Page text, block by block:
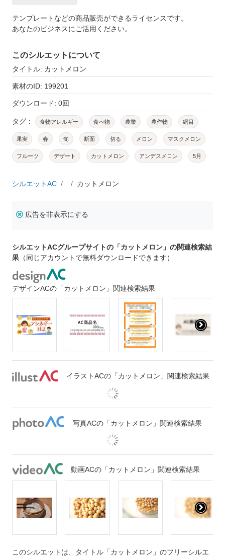
テンプレートなどの商品販売ができるライセンスです。
あなたのビジネスにご活用ください。
このシルエットについて
タイトル: カットメロン
素材のID: 199201
ダウンロード: 0回
タグ： 食物アレルギー 食べ物 農業 農作物 網目
果実 春 旬 断面 切る メロン マスクメロン
フルーツ デザート カットメロン アンデスメロン 5月
シルエットAC カットメロン
広告を非表示にする
シルエットACグループサイトの「カットメロン」の関連検索結
果 （同じアカウントで無料ダウンロードできます）
デザインACの「カットメロン」関連検索結果
イラストACの「カットメロン」関連検索結果
写真ACの「カットメロン」関連検索結果
動画ACの「カットメロン」関連検索結果
このシルエットは、タイトル「カットメロン」のフリーシルエ